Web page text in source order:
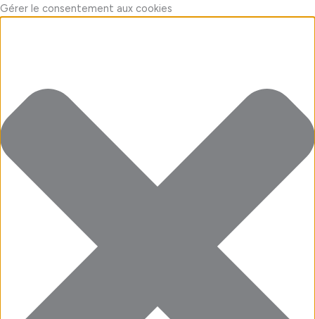
Gérer le consentement aux cookies
Fonctionnel
Préférences
Statistiques
Marketing
Aller